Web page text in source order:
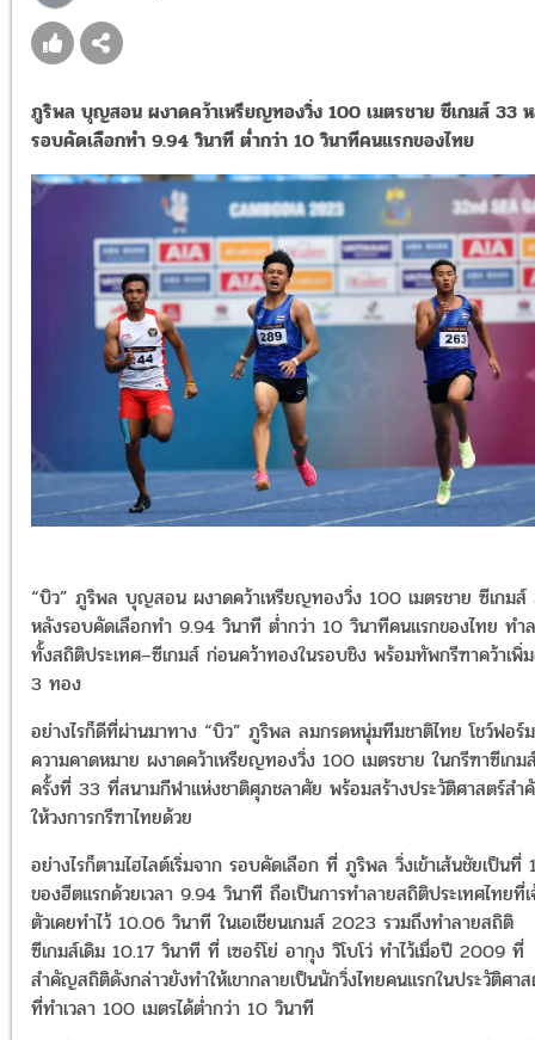
ภูริพล บุญสอน ผงาดคว้าเหรียญทองวิ่ง 100 เมตรชาย ซีเกมส์ 33
รอบคัดเลือกทำ 9.94 วินาที ต่ำกว่า 10 วินาทีคนแรกของไทย
“บิว” ภูริพล บุญสอน ผงาดคว้าเหรียญทองวิ่ง 100 เมตรชาย ซีเกมส์
หลังรอบคัดเลือกทำ 9.94 วินาที ต่ำกว่า 10 วินาทีคนแรกของไทย ทำ
ทั้งสถิติประเทศ–ซีเกมส์ ก่อนคว้าทองในรอบชิง พร้อมทัพกรีฑาคว้าเพิ่
3 ทอง
อย่างไรก็ดีที่ผ่านมาทาง “บิว” ภูริพล ลมกรดหนุ่มทีมชาติไทย โชว์ฟอร์
ความคาดหมาย ผงาดคว้าเหรียญทองวิ่ง 100 เมตรชาย ในกรีฑาซีเกม
ครั้งที่ 33 ที่สนามกีฬาแห่งชาติศุภชลาศัย พร้อมสร้างประวัติศาสตร์ส
ให้วงการกรีฑาไทยด้วย
อย่างไรก็ตามไฮไลต์เริ่มจาก รอบคัดเลือก ที่ ภูริพล วิ่งเข้าเส้นชัยเป็นที่
ของฮีตแรกด้วยเวลา 9.94 วินาที ถือเป็นการทำลายสถิติประเทศไทยที่เ
ตัวเคยทำไว้ 10.06 วินาที ในเอเชียนเกมส์ 2023 รวมถึงทำลายสถิติ
ซีเกมส์เดิม 10.17 วินาที ที่ เซอร์โย่ อากุง วิโบโว่ ทำไว้เมื่อปี 2009 ที่
สำคัญสถิติดังกล่าวยังทำให้เขากลายเป็นนักวิ่งไทยคนแรกในประวัติศา
ที่ทำเวลา 100 เมตรได้ต่ำกว่า 10 วินาที